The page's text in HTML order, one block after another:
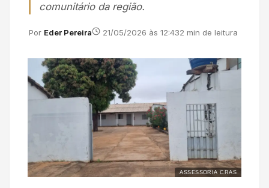
comunitário da região.
Por Eder Pereira 21/05/2026 às 12:432 min de leitura
ASSESSORIA CRAS